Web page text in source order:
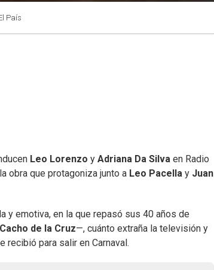
País
Leo Lorenzo y Adriana Da Silva en Radio
obra que protagoniza junto a Leo Pacella y Juan
y emotiva, en la que repasó sus 40 años de
Cacho de la Cruz—, cuánto extraña la televisión y
recibió para salir en Carnaval.